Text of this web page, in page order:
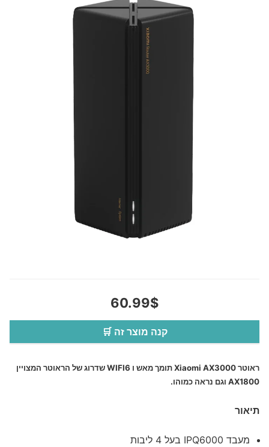
60.99$
קנה מוצר זה 🛒
ראוטר Xiaomi AX3000 תומך מאש ו WIFI6 שדרוג של הראוטר המצויין
AX1800 וגם נראה כמוהו.
תיאור
מעבד IPQ6000 בעל 4 ליבות